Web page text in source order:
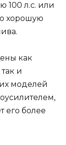
100 л.с. или
хорошую
как
и
моделей
его более